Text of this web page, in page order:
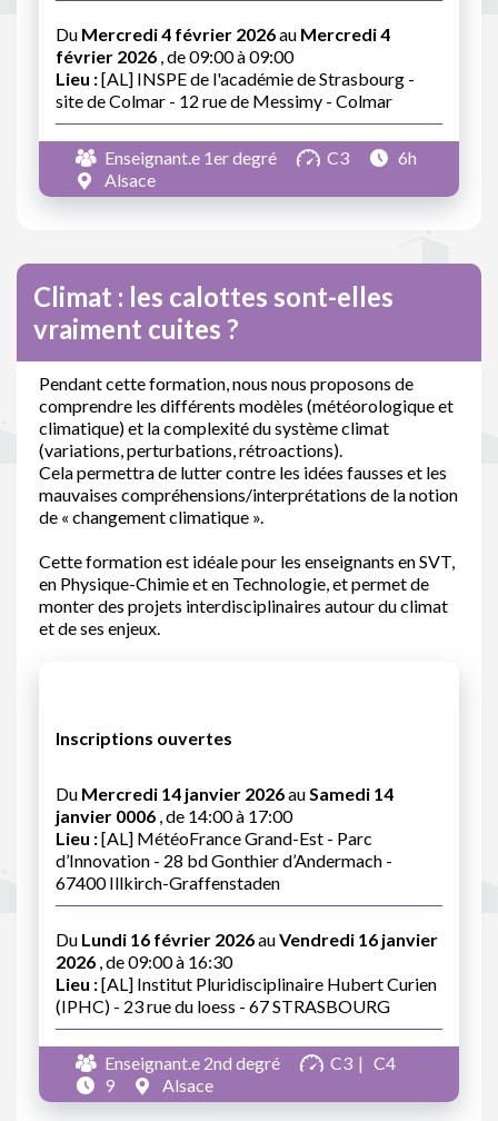
Du Mercredi 4 février 2026au Mercredi 4
février 2026 , de 09:00 à 09:00
Lieu :[AL] INSPE de l'académie de Strasbourg -
site de Colmar - 12 rue de Messimy - Colmar
Enseignant.e 1er degré C3
6h
Alsace
Climat : les calottes sont-elles
vraiment cuites ?
Pendant cette formation, nous nous proposons de
comprendre les différents modèles (météorologique et
climatique) et la complexité du système climat
(variations, perturbations, rétroactions).
Cela permettra de lutter contre les idées fausses et les
mauvaises compréhensions/interprétations de la notion
de « changement climatique ».
Cette formation est idéale pour les enseignants en SVT,
en Physique-Chimie et en Technologie, et permet de
monter des projets interdisciplinaires autour du climat
et de ses enjeux.
Inscriptions ouvertes
Du Mercredi 14 janvier 2026auSamedi 14
janvier 0006 , de 14:00 à 17:00
Lieu :[AL] MétéoFrance Grand-Est - Parc
d’Innovation - 28 bd Gonthier d’Andermach -
67400 Illkirch-Graffenstaden
Du Lundi 16 février 2026auVendredi 16 janvier
2026 , de 09:00 à 16:30
Lieu :[AL] Institut Pluridisciplinaire Hubert Curien
(IPHC) - 23 rue du loess - 67 STRASBOURG
Enseignant.e 2nd degré C3
C4
9
Alsace